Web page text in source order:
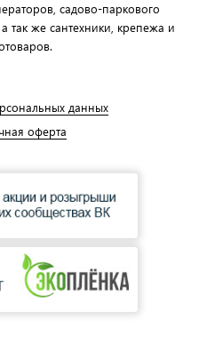
садово-паркового
так же сантехники, крепежа и
данных
оферта